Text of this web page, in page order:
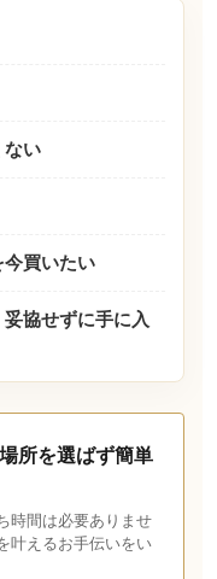
い
買いたい
協せずに手に入
所を選ばず簡単
時間は必要ありませ
叶えるお手伝いをい